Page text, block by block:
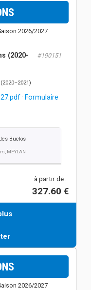
2026/2027
(2020-
#190151
(2020–2021)
· Formulaire
Buclos
MEYLAN
à partir de :
327.60 €
2026/2027